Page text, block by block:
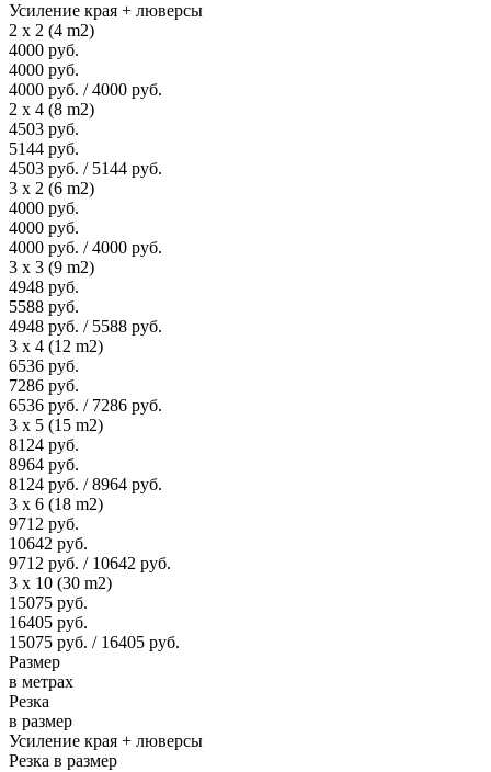
Усиление края + люверсы
2 x 2 (4 m2)
4000 руб.
4000 руб.
4000 руб. / 4000 руб.
2 x 4 (8 m2)
4503 руб.
5144 руб.
4503 руб. / 5144 руб.
3 x 2 (6 m2)
4000 руб.
4000 руб.
4000 руб. / 4000 руб.
3 x 3 (9 m2)
4948 руб.
5588 руб.
4948 руб. / 5588 руб.
3 x 4 (12 m2)
6536 руб.
7286 руб.
6536 руб. / 7286 руб.
3 x 5 (15 m2)
8124 руб.
8964 руб.
8124 руб. / 8964 руб.
3 x 6 (18 m2)
9712 руб.
10642 руб.
9712 руб. / 10642 руб.
3 x 10 (30 m2)
15075 руб.
16405 руб.
15075 руб. / 16405 руб.
Размер
в метрах
Резка
в размер
Усиление края + люверсы
Резка в размер